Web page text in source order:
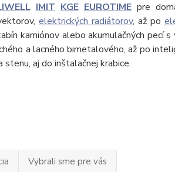
IMIT KGE EUROTIMEpre
elektrických radiátorov, až po
kamiónov alebo akumulačných
a lacného bimetalového, až po
stenu, aj do inštalačnej krabice.
Vybrali sme pre vás